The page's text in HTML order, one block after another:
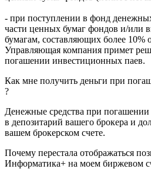
- при поступлении в фонд
части ценных бумаг фондов и/или
бумагам, составляющих более
Управляющая компания примет
погашении инвестиционных паев.
Как мне получить деньги при
?
Денежные средства при погашении
в депозитарий вашего брокера и
вашем брокерском счете.
Почему перестала отображаться
Информатика+ на моем биржевом